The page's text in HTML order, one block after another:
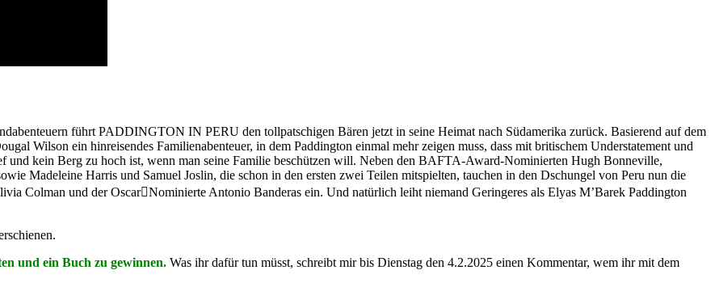
führt PADDINGTON IN PERU den tollpatschigen Bären jetzt in seine Heimat nach Südamerika zurück. Basierend auf dem
Wilson ein hinreisendes Familienabenteuer, in dem Paddington einmal mehr zeigen muss, dass mit britischem Understatement und
und kein Berg zu hoch ist, wenn man seine Familie beschützen will. Neben den BAFTA-Award-Nominierten Hugh Bonneville,
Madeleine Harris und Samuel Joslin, die schon in den ersten zwei Teilen mitspielten, tauchen in den Dschungel von Peru nun die
Colman und der Oscar￾Nominierte Antonio Banderas ein. Und natürlich leiht niemand Geringeres als Elyas M’Barek Paddington
und ein Buch zu gewinnen. Was ihr dafür tun müsst, schreibt mir bis Dienstag den 4.2.2025 einen Kommentar, wem ihr mit dem